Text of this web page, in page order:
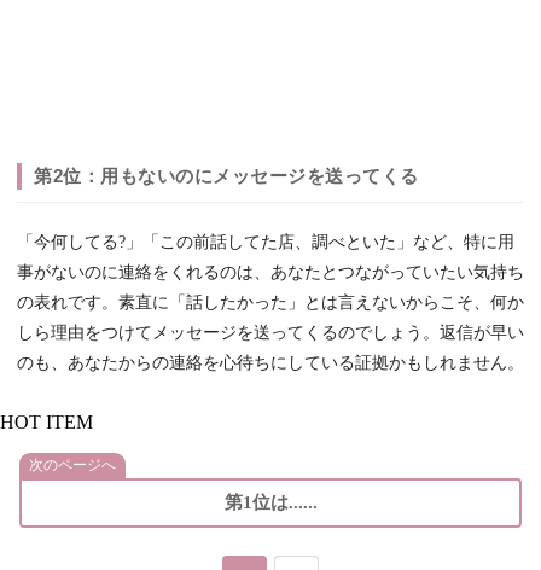
第2位：用もないのにメッセージを送ってくる
「今何してる?」「この前話してた店、調べといた」など、特に用
事がないのに連絡をくれるのは、あなたとつながっていたい気持ち
の表れです。素直に「話したかった」とは言えないからこそ、何か
しら理由をつけてメッセージを送ってくるのでしょう。返信が早い
のも、あなたからの連絡を心待ちにしている証拠かもしれません。
HOT ITEM
次のページへ
第1位は......